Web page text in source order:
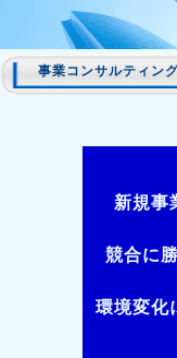
事業コンサルティン
新規事
競合に
環境変化